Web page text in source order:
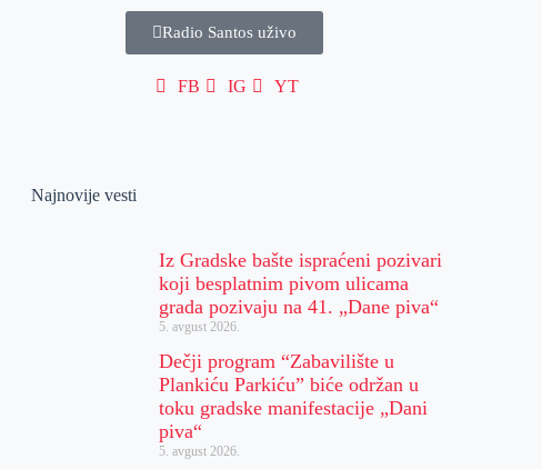
Radio Santos uživo
FB IG YT
Najnovije vesti
Iz Gradske bašte ispraćeni pozivari
koji besplatnim pivom ulicama
grada pozivaju na 41. „Dane piva“
5. avgust 2026.
Dečji program “Zabavilište u
Plankiću Parkiću” biće održan u
toku gradske manifestacije „Dani
piva“
5. avgust 2026.